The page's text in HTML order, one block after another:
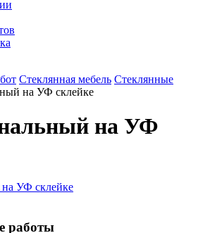
Стеклянная мебель Стеклянные
на УФ склейке
на УФ
работы